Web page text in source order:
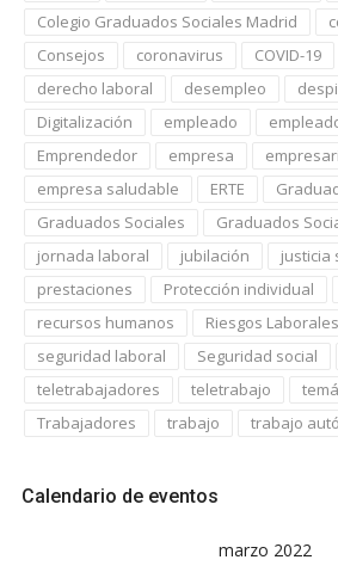
Colegio Graduados Sociales Madrid
Consejos
coronavirus COVID-19
derecho laboral
desempleo
Digitalización
empleado
Emprendedor
empresa
empresa saludable
ERTE
Graduados Sociales
Graduados
jornada laboral
jubilación justicia
prestaciones
Protección individual
recursos humanos
Riesgos Laborales
seguridad laboral
Seguridad social
teletrabajadores
teletrabajo
Trabajadores
trabajo trabajo
Calendario de eventos
marzo 2022